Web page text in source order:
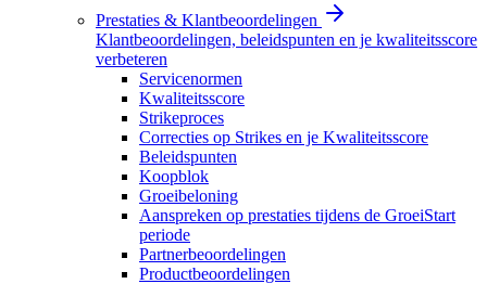
Prestaties & Klantbeoordelingen
Klantbeoordelingen, beleidspunten en je kwaliteitsscore
verbeteren
Servicenormen
Kwaliteitsscore
Strikeproces
Correcties op Strikes en je Kwaliteitsscore
Beleidspunten
Koopblok
Groeibeloning
Aanspreken op prestaties tijdens de GroeiStart
periode
Partnerbeoordelingen
Productbeoordelingen